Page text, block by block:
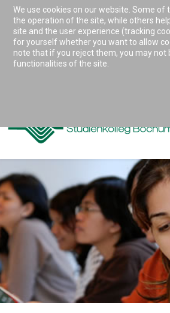
Accessibility & Tools
0234 938 82 0
We use cookies on our website. Some
the operation of the site, while others
site and the user experience (tracking
for yourself whether you want to allow
note that if you reject them, you may not
functionalities of the site.